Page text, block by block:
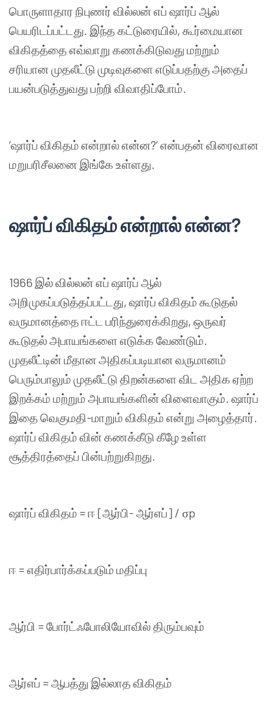
பொருளாதார நிபுணர் வில்லன் எப் ஷார்ப் ஆல்
பெயரிடப்பட்டது. இந்த கட்டுரையில், கூர்மையான
விகிதத்தை எவ்வாறு கணக்கிடுவது மற்றும்
சரியான முதலீட்டுமுடிவுகளை எடுப்பதற்குஅதைப்
பயன்படுத்துவது பற்றி விவாதிப்போம்.
‘ஷார்ப் விகிதம் என்றால்என்ன?’என்பதன் விரைவான
மறுபரிசீலனை இங்கே உள்ளது.
ஷார்ப் விகிதம்என்றால்என்ன?
1966 இல்வில்லன் எப் ஷார்ப் ஆல்
அறிமுகப்படுத்தப்பட்டது, ஷார்ப் விகிதம் கூடுதல்
வருமானத்தை ஈட்ட பரிந்துரைக்கிறது, ஒருவர்
கூடுதல்அபாயங்களை எடுக்க வேண்டும்.
முதலீட்டின் மீதான அதிகப்படியான வருமானம்
பெரும்பாலும் முதலீட்டுதிறன்களை விட அதிக ஏற்ற
இறக்கம் மற்றும் அபாயங்களின் விளைவாகும். ஷார்ப்
இதை வெகுமதி-மாறும் விகிதம் என்று அழைத்தார்.
ஷார்ப் விகிதம் வின் கணக்கீடுகீழே உள்ள
சூத்திரத்தைப் பின்பற்றுகிறது.
ஷார்ப் விகிதம் = ஈ [ஆர்பி- ஆர்எப்] / σp
ஈ = எதிர்பார்க்கப்படும் மதிப்பு
ஆர்பி = போர்ட்ஃபோலியோவில்திரும்பவும்
ஆர்எப் = ஆபத்து இல்லாத விகிதம்